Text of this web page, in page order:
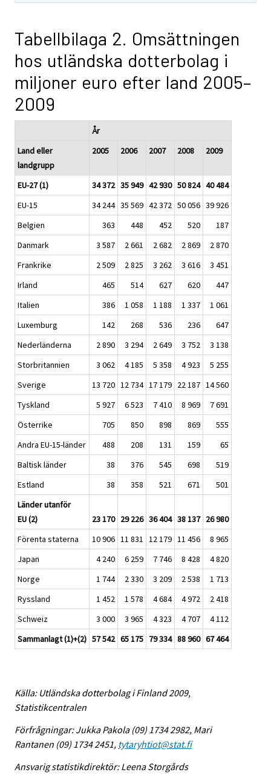
Tabellbilaga 2. Omsättningen
hos utländska dotterbolag i
miljoner euro efter land 2005–
2009
År
Land eller
landgrupp
2005 2006 2007 2008 2009
EU-27 (1) 34 372 35 949 42 930 50 824 40 484
EU-15
34 244 35 569 42 372 50 056 39 926
Belgien
363 448 452 520
187
Danmark
3 587 2 661 2 682 2 869
2 870
Frankrike
2 509 2 825 3 262 3 616
3 451
Irland
465 514 627 620
447
Italien
386 1 058 1 188 1 337
1 061
Luxemburg
142 268 536 236
647
Nederländerna
2 890 3 294 2 649 3 752
3 138
Storbritannien
3 062 4 185 5 358 4 923
5 255
Sverige
13 720 12 734 17 179 22 187 14 560
Tyskland
5 927 6 523 7 410 8 969
7 691
Österrike
705 850 898 869
555
Andra EU-15-länder
488 208 131 159
65
Baltisk länder
38 376 545 698
519
Estland
38 358 521 671
501
Länder utanför
EU (2)
23 170 29 226 36 404 38 137 26 980
Förenta staterna
10 906 11 831 12 179 11 456
8 965
Japan
4 240 6 259 7 746 8 428
4 820
Norge
1 744 2 330 3 209 2 538
1 713
Ryssland
1 452 1 578 4 684 4 972
2 418
Schweiz
3 000 3 965 4 323 4 707
4 112
Sammanlagt (1)+(2) 57 542 65 175 79 334 88 960 67 464
Källa: Utländska dotterbolag i Finland 2009,
Statistikcentralen
Förfrågningar: Jukka Pakola (09) 1734 2982, Mari
Rantanen (09) 1734 2451, tytaryhtiot@stat.fi
Ansvarig statistikdirektör: Leena Storgårds